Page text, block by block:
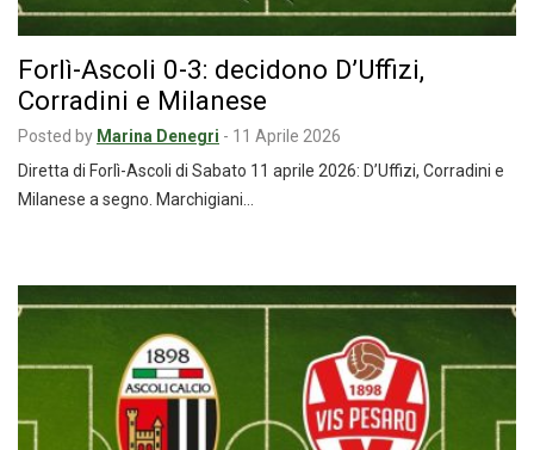
Forlì-Ascoli 0-3: decidono D’Uffizi,
Corradini e Milanese
Posted by Marina Denegri - 11 Aprile 2026
Diretta di Forlì-Ascoli di Sabato 11 aprile 2026: D’Uffizi, Corradini e
Milanese a segno. Marchigiani…